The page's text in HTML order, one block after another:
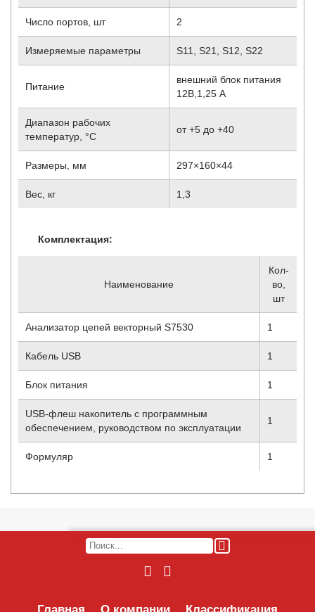
Число портов, шт 2
Измеряемые параметры S11 , S21 , S12 , S22
Питание
внешний блок питания
12В,1,25 А
Диапазон рабочих
температур, °С
от +5 до +40
Размеры, мм 297×160×44
Вес, кг 1,3
Комплектация:
Наименование
Кол-
во,
шт
Анализатор цепей векторный S7530 1
Кабель USB 1
Блок питания 1
USB-флеш накопитель с программным
обеспечением, руководством по эксплуатации
1
Формуляр 1
Главная О компании Классификация